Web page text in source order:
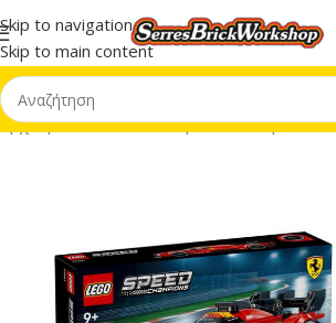
Skip to navigation
Skip to main content
Αρχική σελίδα/LEGO® Speed Champions